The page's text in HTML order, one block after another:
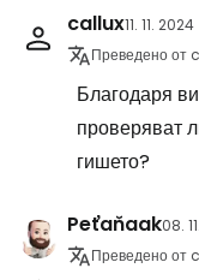
callux11. 11. 2024
Преведено от
Благодаря
проверяват
гишето?
Peťaňaak08.
Преведено от